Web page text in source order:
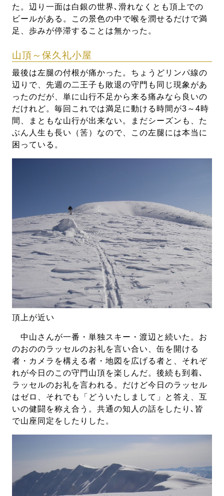
た。辺り一面は白銀の世界､滑れなくとも頂上での
ビールがある。この景色の中で喉を潤せるだけで満
足、歩みが停滞することは無かった。
山頂～保久礼小屋
最後は左腿の付根が痛かった。ちょうどリンパ線の
辺りで、先週の二王子も敗退の守門も同じ現象があ
ったのだが、単に山行不足から来る痛みなら良いの
だけれど。毎回これでは満足に動ける時間が3～4時
間、まともな山行が出来ない。まだシーズンも、た
ぶん人生も長い（筈）なので、この左腿には本当に
困っている。
頂上が近い
中山さんが一番・単独スキー・渡辺と続いた。お
のおののラッセルのお礼を言い合い、缶を開ける
者・カメラを構える者・地図を広げる者と、それぞ
れが今日のこの守門山頂を楽しんだ。後続も到着､
ラッセルのお礼を言われる。だけど今日のラッセル
はゼロ、それでも「どういたしまして」と答え、互
いの健闘を称え合う。共通の知人の話をしたり､皆
で山座同定をしたりした。